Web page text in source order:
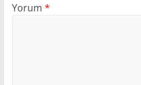
Yorum *